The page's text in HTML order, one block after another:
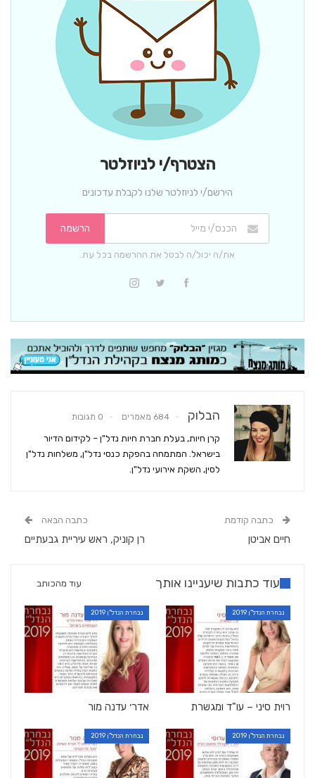
הצטרף/י לניוזלטר
הירשם/י לניוזלטר שלנו לקבלת עדכונים
הרשמה
את/ה יכול/ה לבטל את ההרשמה בכל עת.
הבלוק 684 מאמרים 0 תגובות
קרן חיות, בעלת חברת חיות נדל"ן – לקידום הדיור
בישראל. המתמחה בהפקת כנסי נדל"ן, משלחות נדל"ן
לסין, השקת אירועי נדל"ן.
כתבה קודמת
חיים אביטן
כתבה הבאה
רן קוניק, ראש עיריית גבעתיים
עוד כתבות שיעניינו אותך עוד מהכותב
נבחרת הנדל"ן 2019
רוית סיני – עו"ד ומגשרת
נבחרת הנדל"ן 2019
אדר׳ עדנה מור
נבחרת הנדל"ן 2019 נבחרת הנדל"ן 2019